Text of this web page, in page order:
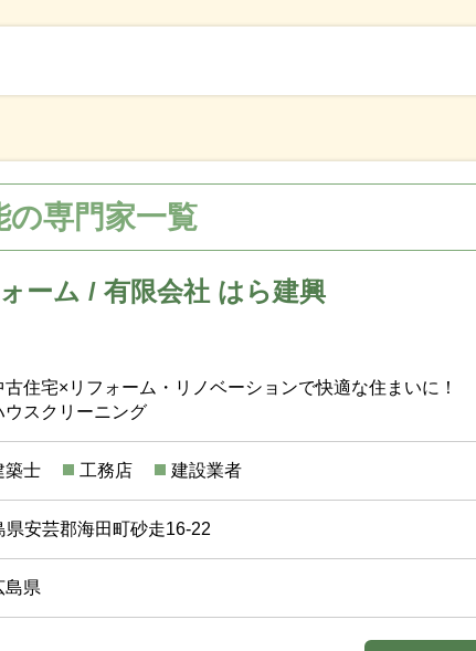
の専門家一覧
ーム / 有限会社 はら建興
古住宅×リフォーム・リノベーションで快適な住まいに！
ウスクリーニング
築士 工務店 建設業者
県安芸郡海田町砂走16-22
島県